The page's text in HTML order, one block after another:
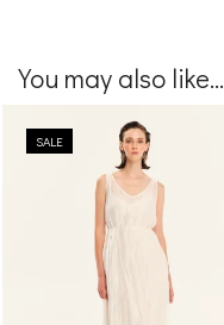
You may also like...
SALE